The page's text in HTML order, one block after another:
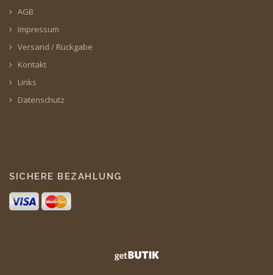
AGB
Impressum
Versand / Rückgabe
Kontakt
Links
Datenschutz
SICHERE BEZAHLUNG